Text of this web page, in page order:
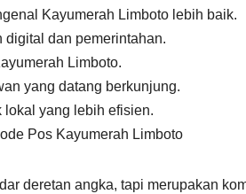
Kayumerah Limboto lebih baik.
digital dan pemerintahan.
Limboto.
yang datang berkunjung.
lokal yang lebih efisien.
Pos Kayumerah Limboto
deretan angka, tapi merupakan